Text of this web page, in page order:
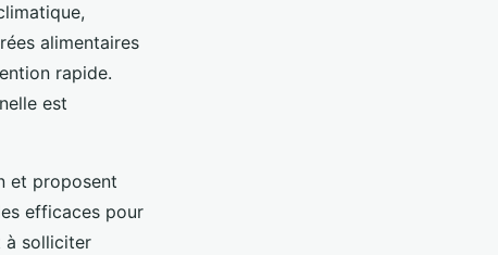
alimentaires
rapide.
est
et proposent
efficaces pour
à solliciter